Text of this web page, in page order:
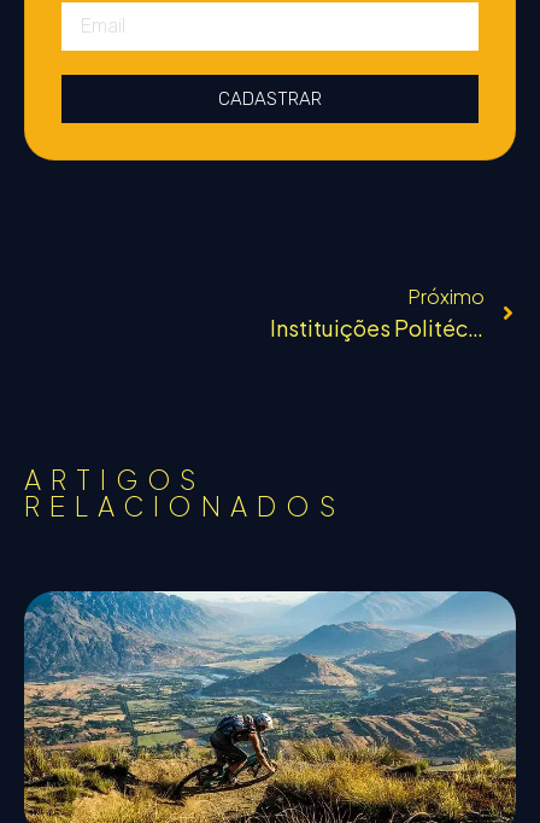
CADASTRAR
Próximo
Instituições Politécnicas
ARTIGOS
RELACIONADOS